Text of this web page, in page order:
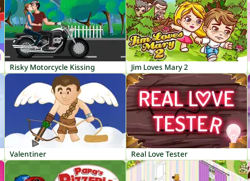
Risky Motorcycle Kissing Jim Loves Mary 2
Valentiner Real Love Tester